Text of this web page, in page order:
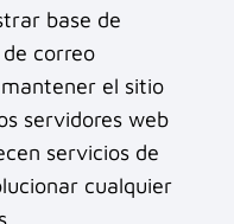
base de
correo
el sitio
servidores web
servicios de
cualquier